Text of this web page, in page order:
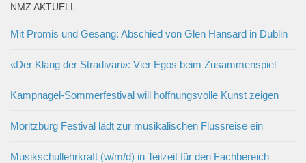
NMZ AKTUELL
Mit Promis und Gesang: Abschied von Glen Hansard in Dublin
«Der Klang der Stradivari»: Vier Egos beim Zusammenspiel
Kampnagel-Sommerfestival will hoffnungsvolle Kunst zeigen
Moritzburg Festival lädt zur musikalischen Flussreise ein
Musikschullehrkraft (w/m/d) in Teilzeit für den Fachbereich